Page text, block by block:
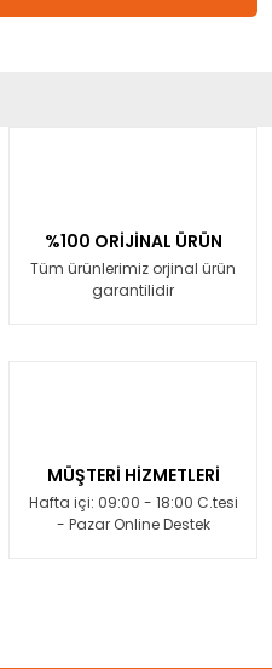
%100 ORİJİNAL ÜRÜN
Tüm ürünlerimiz orjinal ürün
garantilidir
MÜŞTERİ HİZMETLERİ
Hafta içi: 09:00 - 18:00 C.tesi
- Pazar Online Destek